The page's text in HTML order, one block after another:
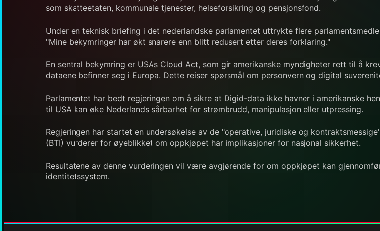
som skatteetaten, kommunale tjenester, helseforsikring og pensjonsfond.
Under en teknisk briefing i det nederlandske parlamentet uttrykte flere
"Mine bekymringer har økt snarere enn blitt redusert etter deres forklaring."
En sentral bekymring er USAs Cloud Act, som gir amerikanske myndigheter rett til å
dataene befinner seg i Europa. Dette reiser spørsmål om personvern og digital
Parlamentet har bedt regjeringen om å sikre at Digid-data ikke havner i amerikanske
til USA kan øke Nederlands sårbarhet for strømbrudd, manipulasjon eller utpressing.
Regjeringen har startet en undersøkelse av de "operative, juridiske og
(BTI) vurderer for øyeblikket om oppkjøpet har implikasjoner for nasjonal sikkerhet.
Resultatene av denne vurderingen vil være avgjørende for om oppkjøpet kan
identitetssystem.